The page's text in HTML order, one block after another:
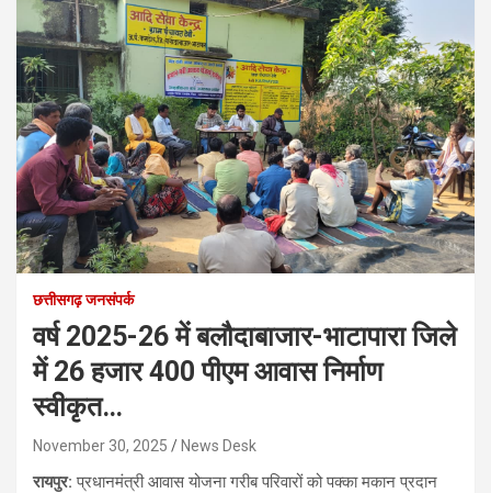
छत्तीसगढ़ जनसंपर्क
वर्ष 2025-26 में बलौदाबाजार-भाटापारा जिले
में 26 हजार 400 पीएम आवास निर्माण
स्वीकृत…
November 30, 2025 News Desk
रायपुर: प्रधानमंत्री आवास योजना गरीब परिवारों को पक्का मकान प्रदान